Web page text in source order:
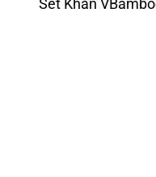
Set Khăn